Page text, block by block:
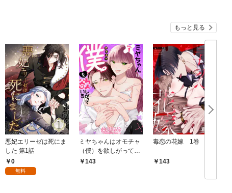
もっと見る
悪妃エリーゼは死にま
した 第1話
0
無料
ミヤちゃんはオモチャ
（僕）を欲しがってい
る 1巻
143
毒恋の花嫁 1巻
143